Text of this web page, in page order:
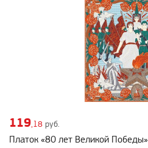
119,18 руб.
Платок «80 лет Великой Победы»